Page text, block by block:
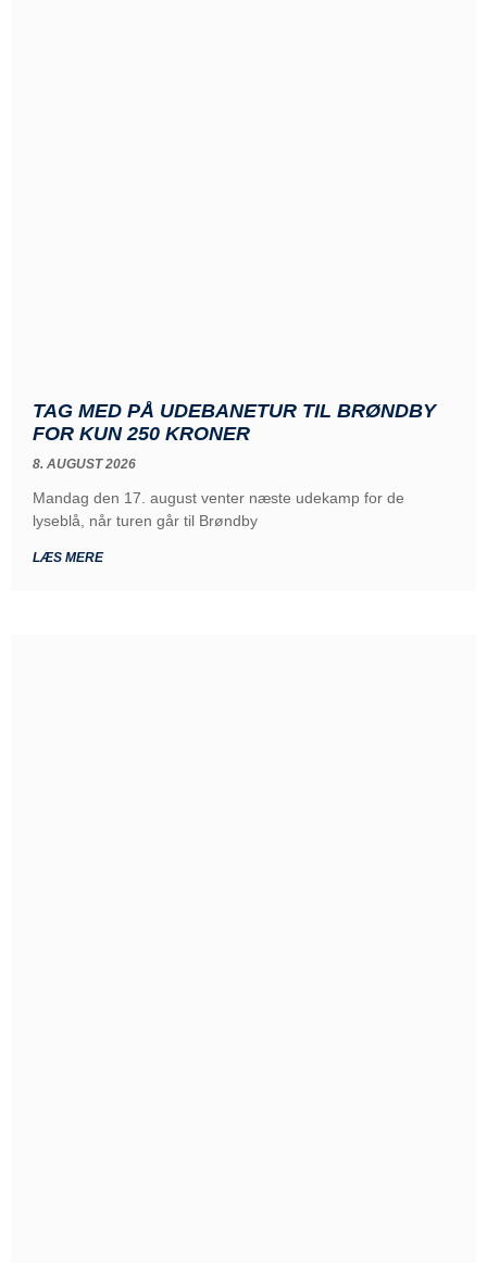
TAG MED PÅ UDEBANETUR TIL BRØNDBY
FOR KUN 250 KRONER
8. AUGUST 2026
Mandag den 17. august venter næste udekamp for de
lyseblå, når turen går til Brøndby
LÆS MERE